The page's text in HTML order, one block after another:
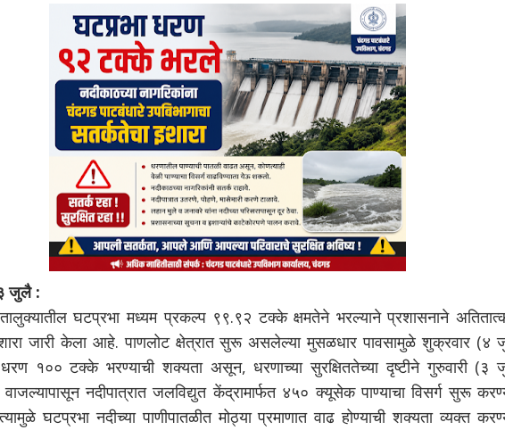
जुलै :
घटप्रभा मध्यम प्रकल्प ९९.९२ टक्के क्षमतेने भरल्याने प्रशासनाने
जारी केला आहे. पाणलोट क्षेत्रात सुरू असलेल्या मुसळधार पावसामुळे शुक्रवार (४
१०० टक्के भरण्याची शक्यता असून, धरणाच्या सुरक्षिततेच्या दृष्टीने गुरुवारी (३
नदीपात्रात जलविद्युत केंद्रामार्फत ४५० क्यूसेक पाण्याचा विसर्ग सुरू
घटप्रभा नदीच्या पाणीपातळीत मोठ्या प्रमाणात वाढ होण्याची शक्यता व्यक्त